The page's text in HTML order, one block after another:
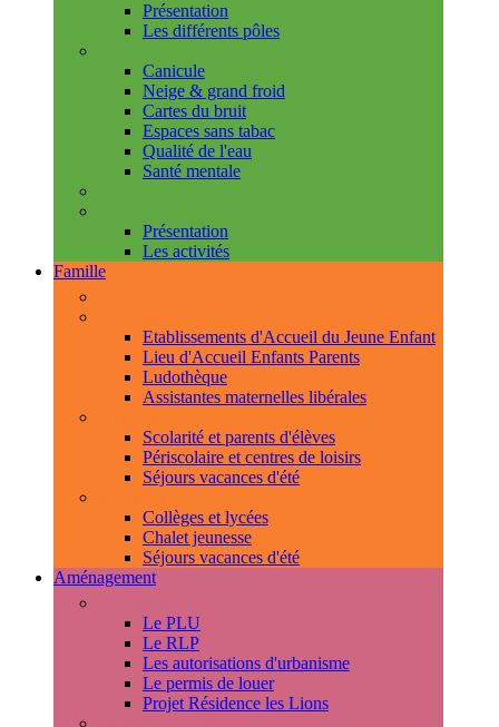
Présentation
Les différents pôles
Canicule
Neige & grand froid
Cartes du bruit
Espaces sans tabac
Qualité de l'eau
Santé mentale
Présentation
Les activités
Famille
Etablissements d'Accueil du Jeune Enfant
Lieu d'Accueil Enfants Parents
Ludothèque
Assistantes maternelles libérales
Scolarité et parents d'élèves
Périscolaire et centres de loisirs
Séjours vacances d'été
Collèges et lycées
Chalet jeunesse
Séjours vacances d'été
Aménagement
Le PLU
Le RLP
Les autorisations d'urbanisme
Le permis de louer
Projet Résidence les Lions